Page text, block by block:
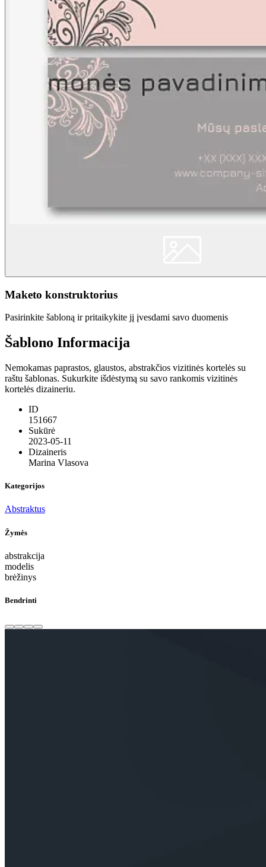
Maketo konstruktorius
Pasirinkite šabloną ir pritaikykite jį įvesdami savo duomenis
Šablono Informacija
Nemokamas paprastos, glaustos, abstrakčios vizitinės kortelės su
raštu šablonas. Sukurkite išdėstymą su savo rankomis vizitinės
kortelės dizaineriu.
ID
151667
Sukūrė
2023-05-11
Dizaineris
Marina Vlasova
Kategorijos
Abstraktus
Žymės
abstrakcija
modelis
brėžinys
Bendrinti